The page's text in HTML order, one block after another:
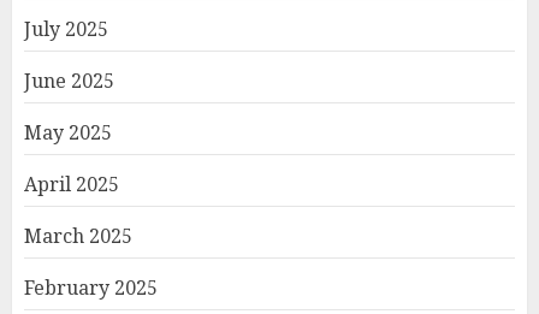
July 2025
June 2025
May 2025
April 2025
March 2025
February 2025